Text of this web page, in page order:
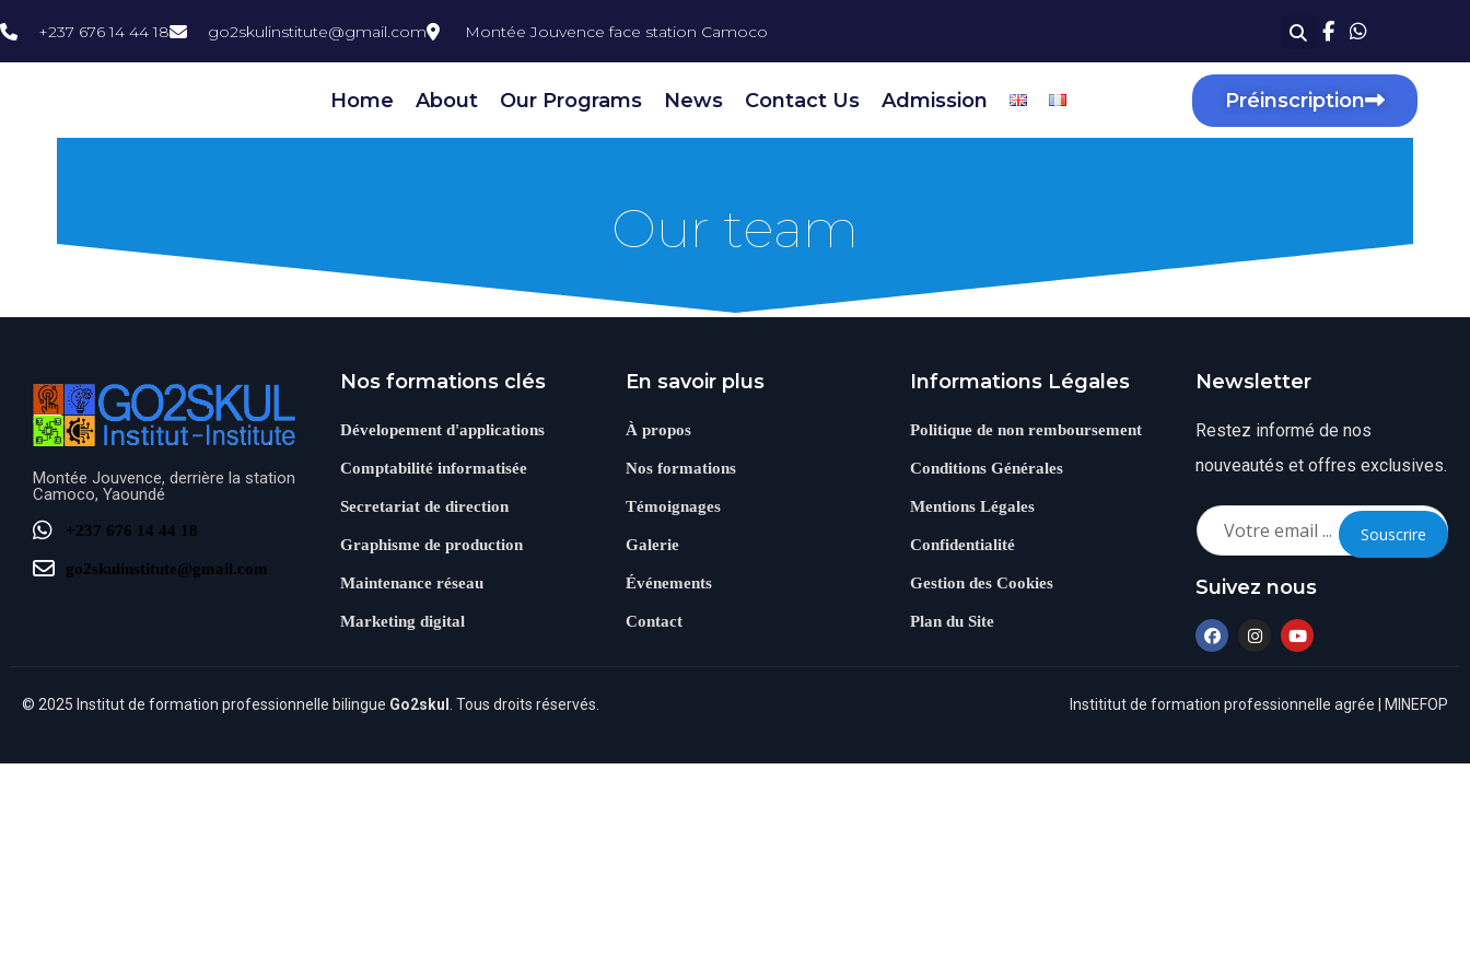
+237 676 14 44 18 go2skulinstitute@gmail.com Montée Jouvence face station Camoco
Home About Our Programs News Contact Us Admission Préinscription
Our team
Montée Jouvence, derrière la station
Camoco, Yaoundé
+237 676 14 44 18
go2skulinstitute@gmail.com
Nos formations clés
Dévelopement d'applications
Comptabilité informatisée
Secretariat de direction
Graphisme de production
Maintenance réseau
Marketing digital
En savoir plus
À propos
Nos formations
Témoignages
Galerie
Événements
Contact
Informations Légales
Politique de non remboursement
Conditions Générales
Mentions Légales
Confidentialité
Gestion des Cookies
Plan du Site
Newsletter
Restez informé de nos
nouveautés et offres exclusives.
Souscrire
Suivez nous
© 2025 Institut de formation professionnelle bilingue Go2skul . Tous droits réservés. Instititut de formation professionnelle agrée | MINEFOP